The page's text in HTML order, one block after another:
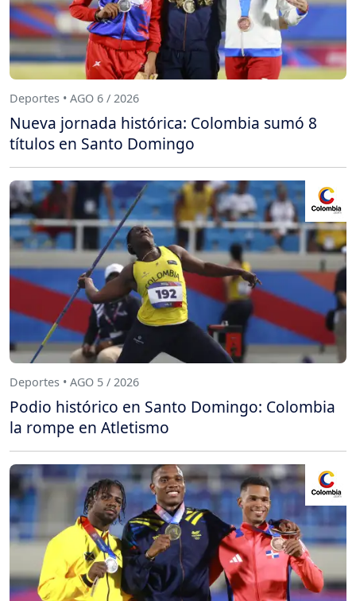
Deportes • AGO 6 / 2026
Nueva jornada histórica: Colombia sumó 8
títulos en Santo Domingo
Deportes • AGO 5 / 2026
Podio histórico en Santo Domingo: Colombia
la rompe en Atletismo